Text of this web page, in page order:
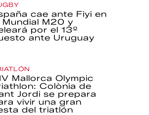
cae ante Fiyi en
Mundial M20 y
por el 13º
ante Uruguay
Mallorca Olympic
Colònia de
Jordi se prepara
vivir una gran
del triatlón